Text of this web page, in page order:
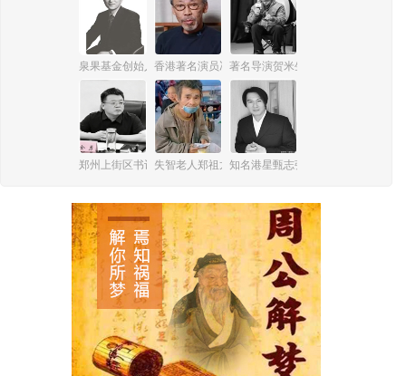
泉果基金创始人王国斌香港著名演员冯淬帆著名导演贺米生
郑州上街区书记李金勇失智老人郑祖龙知名港星甄志强